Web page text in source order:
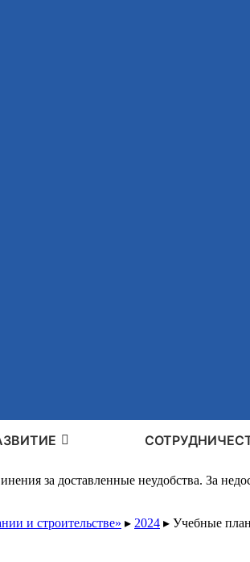
за доставленные неудобства. За
и строительстве» ▸ 2024 ▸ Учебные